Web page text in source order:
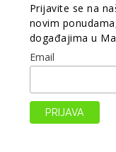
Prijavite se na
novim
događajima u
Email